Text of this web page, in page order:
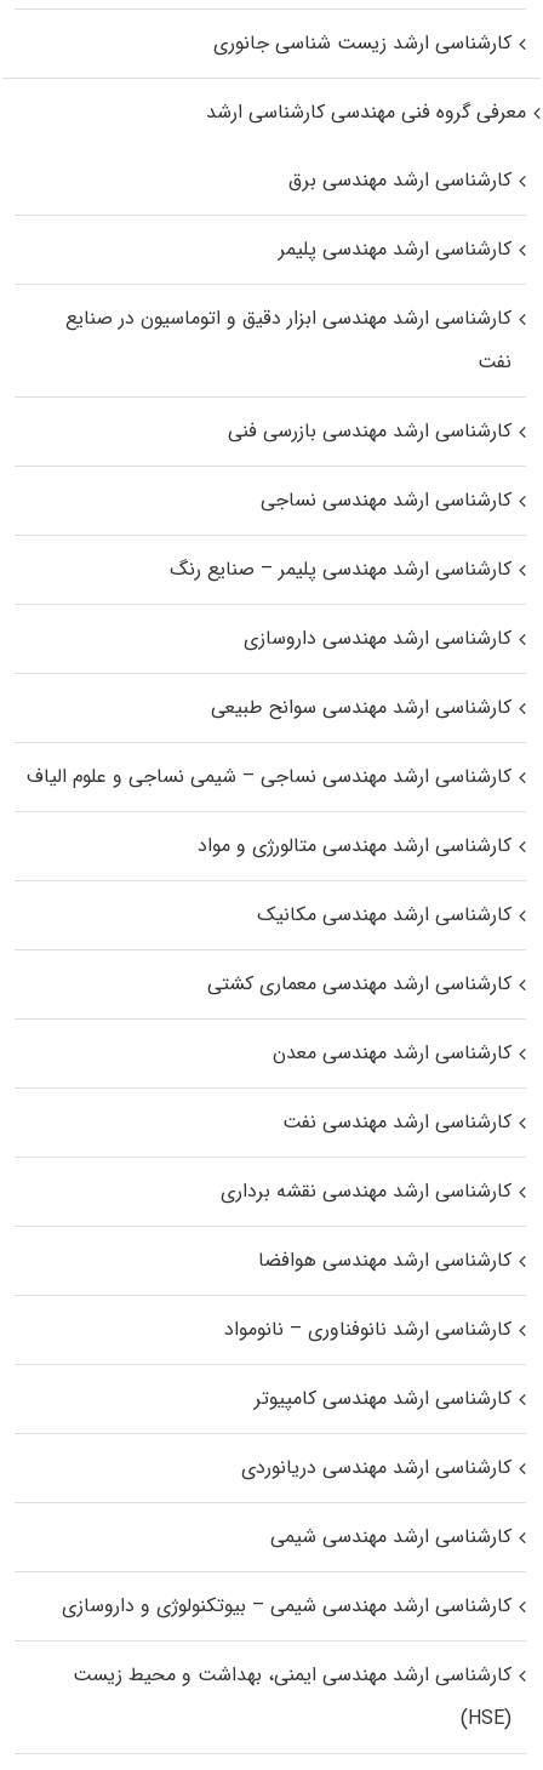
کارشناسی ارشد زیست‌ شناسی جانوری
معرفی گروه فنی مهندسی کارشناسی ارشد
کارشناسی ارشد مهندسی برق
کارشناسی ارشد مهندسی پلیمر
کارشناسی ارشد مهندسی ابزار دقیق و اتوماسیون در صنایع
نفت
کارشناسی ارشد مهندسی بازرسی فنی
کارشناسی ارشد مهندسی نساجی
کارشناسی ارشد مهندسی پلیمر – صنایع رنگ
کارشناسی ارشد مهندسی داروسازی
کارشناسی ارشد مهندسی سوانح طبیعی
کارشناسی ارشد مهندسی نساجی – شیمی نساجی و علوم الیاف
کارشناسی ارشد مهندسی متالورژی و مواد
کارشناسی ارشد مهندسی مکانیک
کارشناسی ارشد مهندسی معماری کشتی
کارشناسی ارشد مهندسی معدن
کارشناسی ارشد مهندسی نفت
کارشناسی ارشد مهندسی نقشه برداری
کارشناسی ارشد مهندسی هوافضا
کارشناسی ارشد نانوفناوری – نانومواد
کارشناسی ارشد مهندسی کامپیوتر
کارشناسی ارشد مهندسی دریانوردی
کارشناسی ارشد مهندسی شیمی
کارشناسی ارشد مهندسی شیمی – بیوتکنولوژی و داروسازی
کارشناسی ارشد مهندسی ایمنی، بهداشت و محیط زیست
(HSE)